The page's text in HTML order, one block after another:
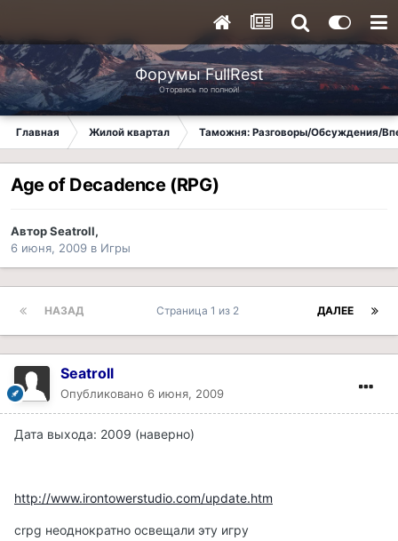
Форумы FullRest
Оторвись по полной!
Главная Жилой квартал Таможня: Разговоры/Обсуждения/
Age of Decadence (RPG)
АвторSeatroll,
6 июня, 2009 в Игры
НАЗАД ДАЛЕЕ
Страница 1 из 2
Seatroll
Опубликовано 6 июня, 2009
Дата выхода: 2009 (наверно)
http://www.irontowerstudio.com/update.htm
crpg неоднократно освещали эту игру